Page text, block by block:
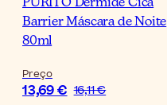
PURITO Dermide Cica
Barrier Máscara de Noite
80ml
Preço
13,69 € 16,11 €